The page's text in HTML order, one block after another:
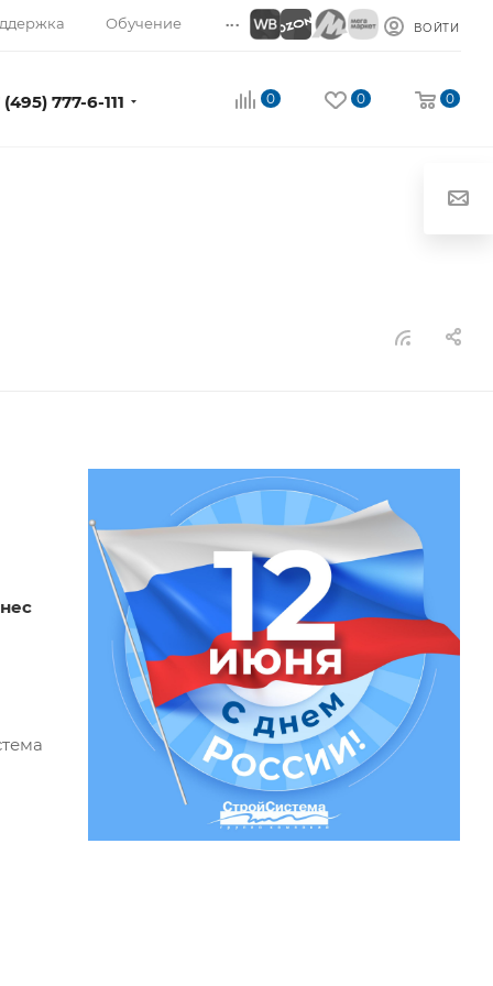
Обучение ... ВОЙТИ
(495) 777-6-111 0 0 0